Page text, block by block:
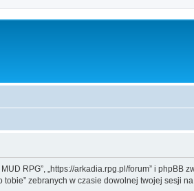
RPG”, „https://arkadia.rpg.pl/forum” i phpBB
tobie” zebranych w czasie dowolnej twojej sesji